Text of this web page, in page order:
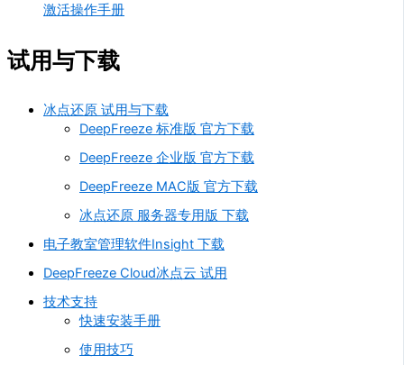
激活操作手册
试用与下载
冰点还原 试用与下载
DeepFreeze 标准版 官方下载
DeepFreeze 企业版 官方下载
DeepFreeze MAC版 官方下载
冰点还原 服务器专用版 下载
电子教室管理软件Insight 下载
DeepFreeze Cloud冰点云 试用
技术支持
快速安装手册
使用技巧